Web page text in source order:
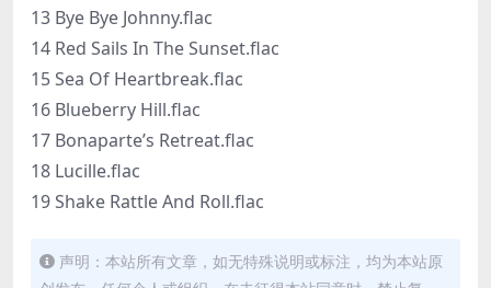
13 Bye Bye Johnny.flac
14 Red Sails In The Sunset.flac
15 Sea Of Heartbreak.flac
16 Blueberry Hill.flac
17 Bonaparte’s Retreat.flac
18 Lucille.flac
19 Shake Rattle And Roll.flac
声明：本站所有文章，如无特殊说明或标注，均为本站原